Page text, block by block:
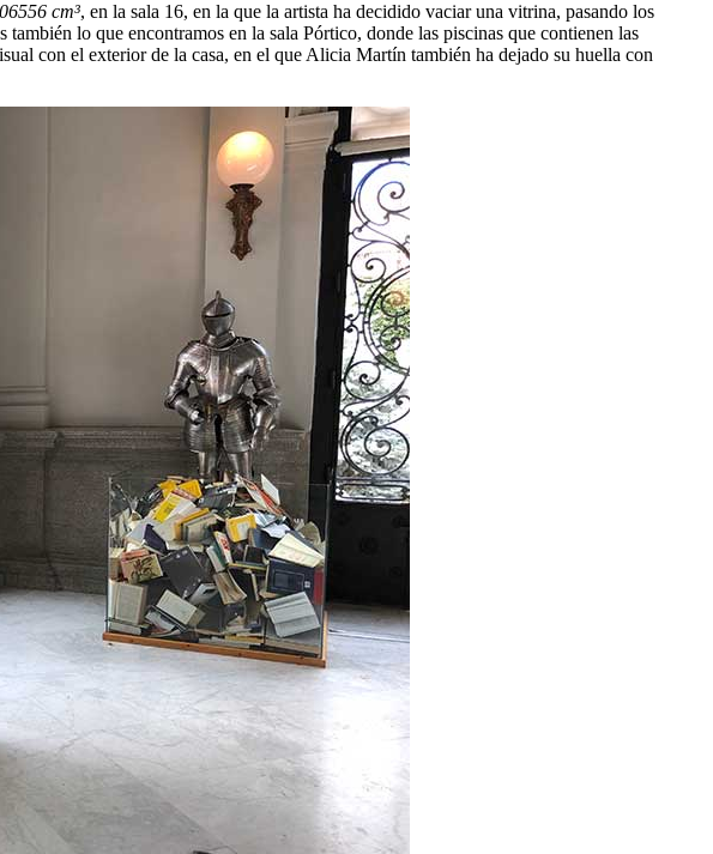
cm³, en la sala 16, en la que la artista ha decidido vaciar una vitrina, pasando los
lo que encontramos en la sala Pórtico, donde las piscinas que contienen las
con el exterior de la casa, en el que Alicia Martín también ha dejado su huella con